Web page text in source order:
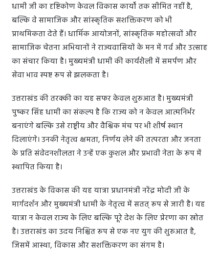
धामी जी का दृष्टिकोण केवल विकास कार्यों तक सीमित नहीं है,
बल्कि वे सामाजिक और सांस्कृतिक सशक्तिकरण को भी
प्राथमिकता देते हैं। धार्मिक आयोजनों, सांस्कृतिक महोत्सवों और
सामाजिक चेतना अभियानों ने राज्यवासियों के मन में गर्व और उत्साह
का संचार किया है। मुख्यमंत्री धामी की कार्यशैली में समर्पण और
सेवा भाव स्पष्ट रूप से झलकता है।
उत्तराखंड की तरक्की का यह सफर केवल शुरुआत है। मुख्यमंत्री
पुष्कर सिंह धामी का संकल्प है कि राज्य को न केवल आत्मनिर्भर
बनाएंगे बल्कि उसे राष्ट्रीय और वैश्विक मंच पर भी शीर्ष स्थान
दिलाएंगे। उनकी नेतृत्व क्षमता, निर्णय लेने की तत्परता और जनता
के प्रति संवेदनशीलता ने उन्हें एक कुशल और प्रभावी नेता के रूप में
स्थापित किया है।
उत्तराखंड के विकास की यह यात्रा प्रधानमंत्री नरेंद्र मोदी जी के
मार्गदर्शन और मुख्यमंत्री धामी के नेतृत्व में सतत् रूप से जारी है। यह
यात्रा न केवल राज्य के लिए बल्कि पूरे देश के लिए प्रेरणा का स्रोत
है। उत्तराखंड का उदय निश्चित रूप से एक नए युग की शुरुआत है,
जिसमें आस्था, विकास और सशक्तिकरण का संगम है।